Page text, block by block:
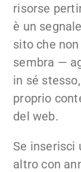
risorse
è un
sito che
sembra —
in sé
proprio
del web.
Se inserisci
altro con